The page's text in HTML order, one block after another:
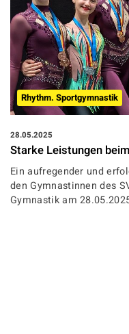
Rhythm. Sportgymnastik
28.05.2025
Starke Leistungen
Ein aufregender und
den Gymnastinnen des
Gymnastik am